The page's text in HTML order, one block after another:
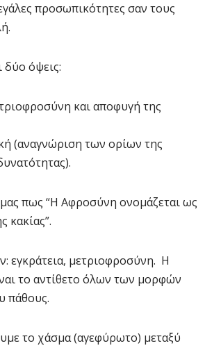
προσωπικότητες σαν τους
όψεις:
και αποφυγή της
(αναγνώριση των ορίων της
πως “Η Αφροσύνη ονομάζεται ως
κακίας”.
εγκράτεια, μετριοφροσύνη. Η
το αντίθετο όλων των μορφών
πάθους.
το χάσμα (αγεφύρωτο) μεταξύ